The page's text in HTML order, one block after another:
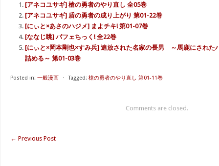
[アネコユサギ] 槍の勇者のやり直し 全05巻
[アネコユサギ] 盾の勇者の成り上がり 第01-22巻
[にぃと×あさのハジメ] まよチキ! 第01-07巻
[ななじ眺] パフェちっく! 全22巻
[にぃと×岡本剛也×すみ兵] 追放された名家の長男 ～馬鹿にされた
詰める～ 第01-03巻
Posted in: 一般漫画 ⋅ Tagged: 槍の勇者のやり直し 第01-11巻
Comments are closed.
← Previous Post